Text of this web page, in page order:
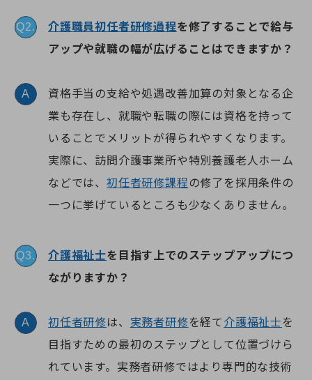
Q2. 介護職員初任者研修過程を修了することで給与
アップや就職の幅が広げることはできますか？
A
資格手当の支給や処遇改善加算の対象となる企
業も存在し、就職や転職の際には資格を持って
いることでメリットが得られやすくなります。
実際に、訪問介護事業所や特別養護老人ホーム
などでは、 初任者研修課程 の修了を採用条件の
一つに挙げているところも少なくありません。
Q3. 介護福祉士を目指す上でのステップアップにつ
ながりますか？
A 初任者研修は、 実務者研修を経て 介護福祉士 を
目指すための最初のステップとして位置づけら
れています。実務者研修ではより専門的な技術